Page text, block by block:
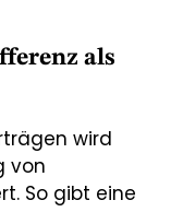
als
wird
von
So gibt eine